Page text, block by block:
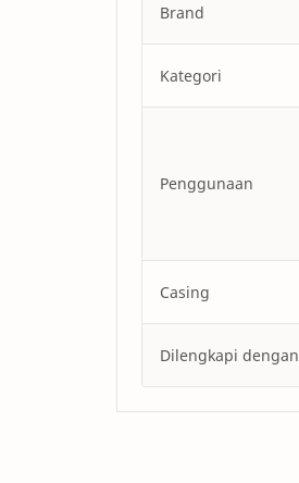
Brand
Kategori
Penggunaan
Casing
Dilengkapi dengan